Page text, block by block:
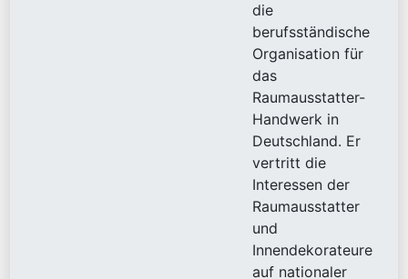
die
berufsständische
Organisation für
das
Raumausstatter-
Handwerk in
Deutschland. Er
vertritt die
Interessen der
Raumausstatter
und
Innendekorateure
auf nationaler